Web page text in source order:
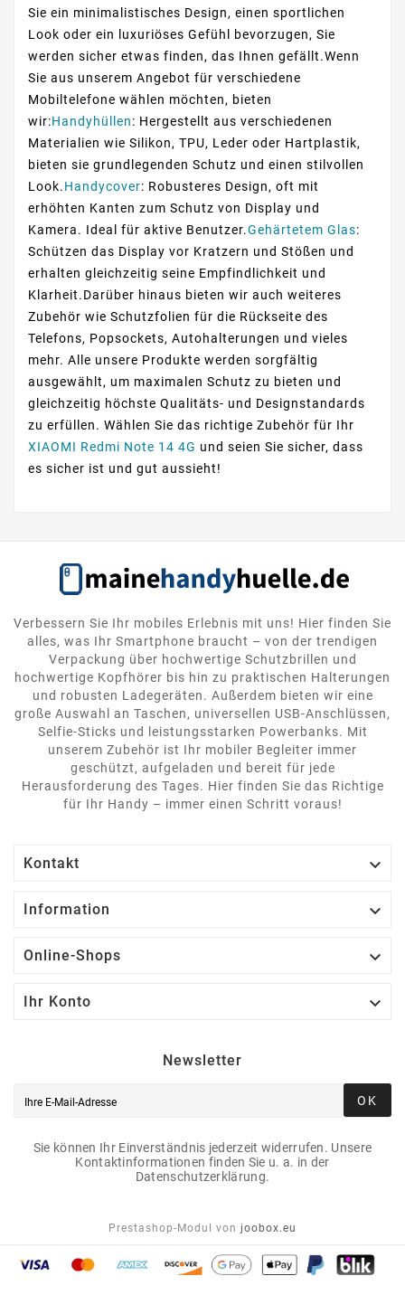
Sie ein minimalistisches Design, einen sportlichen
Look oder ein luxuriöses Gefühl bevorzugen, Sie
werden sicher etwas finden, das Ihnen gefällt.Wenn
Sie aus unserem Angebot für verschiedene
Mobiltelefone wählen möchten, bieten
wir:Handyhüllen: Hergestellt aus verschiedenen
Materialien wie Silikon, TPU, Leder oder Hartplastik,
bieten sie grundlegenden Schutz und einen stilvollen
Look.Handycover: Robusteres Design, oft mit
erhöhten Kanten zum Schutz von Display und
Kamera. Ideal für aktive Benutzer.Gehärtetem Glas:
Schützen das Display vor Kratzern und Stößen und
erhalten gleichzeitig seine Empfindlichkeit und
Klarheit.Darüber hinaus bieten wir auch weiteres
Zubehör wie Schutzfolien für die Rückseite des
Telefons, Popsockets, Autohalterungen und vieles
mehr. Alle unsere Produkte werden sorgfältig
ausgewählt, um maximalen Schutz zu bieten und
gleichzeitig höchste Qualitäts- und Designstandards
zu erfüllen. Wählen Sie das richtige Zubehör für Ihr
XIAOMI Redmi Note 14 4G und seien Sie sicher, dass
es sicher ist und gut aussieht!
Verbessern Sie Ihr mobiles Erlebnis mit uns! Hier finden Sie
alles, was Ihr Smartphone braucht – von der trendigen
Verpackung über hochwertige Schutzbrillen und
hochwertige Kopfhörer bis hin zu praktischen Halterungen
und robusten Ladegeräten. Außerdem bieten wir eine
große Auswahl an Taschen, universellen USB-Anschlüssen,
Selfie-Sticks und leistungsstarken Powerbanks. Mit
unserem Zubehör ist Ihr mobiler Begleiter immer
geschützt, aufgeladen und bereit für jede
Herausforderung des Tages. Hier finden Sie das Richtige
für Ihr Handy – immer einen Schritt voraus!
Kontakt 
Information 
Online-Shops 
Ihr Konto 
Newsletter
OK
Sie können Ihr Einverständnis jederzeit widerrufen. Unsere
Kontaktinformationen finden Sie u. a. in der
Datenschutzerklärung.
Prestashop-Modul von joobox.eu